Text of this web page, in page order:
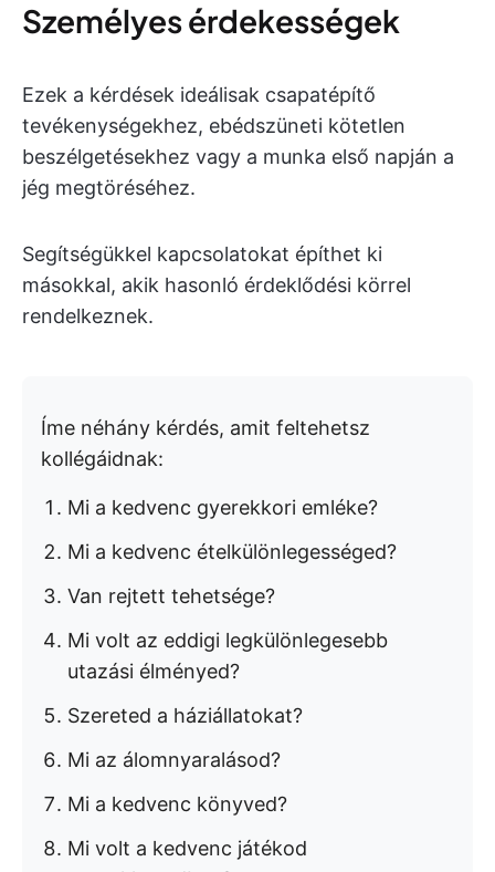
Személyes érdekességek
Ezek a kérdések ideálisak csapatépítő
tevékenységekhez, ebédszüneti kötetlen
beszélgetésekhez vagy a munka első napján a
jég megtöréséhez.
Segítségükkel kapcsolatokat építhet ki
másokkal, akik hasonló érdeklődési körrel
rendelkeznek.
Íme néhány kérdés, amit feltehetsz
kollégáidnak:
Mi a kedvenc gyerekkori emléke?
Mi a kedvenc ételkülönlegességed?
Van rejtett tehetsége?
Mi volt az eddigi legkülönlegesebb
utazási élményed?
Szereted a háziállatokat?
Mi az álomnyaralásod?
Mi a kedvenc könyved?
Mi volt a kedvenc játékod